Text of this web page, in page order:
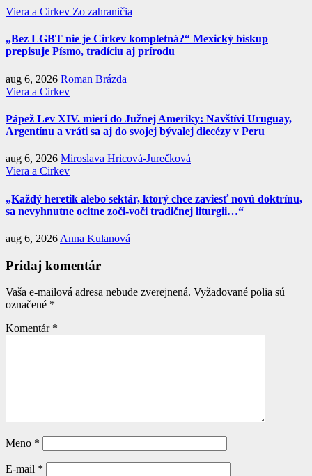
Viera a Cirkev Zo zahraničia
„Bez LGBT nie je Cirkev kompletná?“ Mexický biskup
prepisuje Písmo, tradíciu aj prírodu
aug 6, 2026 Roman Brázda
Viera a Cirkev
Pápež Lev XIV. mieri do Južnej Ameriky: Navštívi Uruguay,
Argentínu a vráti sa aj do svojej bývalej diecézy v Peru
aug 6, 2026 Miroslava Hricová-Jurečková
Viera a Cirkev
„Každý heretik alebo sektár, ktorý chce zaviesť novú doktrínu,
sa nevyhnutne ocitne zoči-voči tradičnej liturgii…“
aug 6, 2026 Anna Kulanová
Pridaj komentár
Vaša e-mailová adresa nebude zverejnená. Vyžadované polia sú
označené *
Komentár *
Meno *
E-mail *